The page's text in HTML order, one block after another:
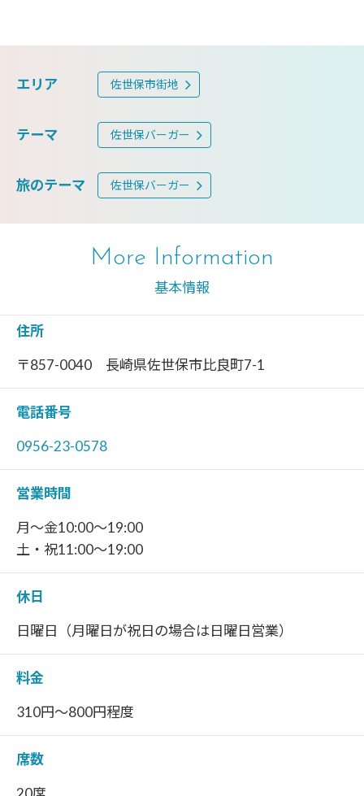
エリア 佐世保市街地
テーマ 佐世保バーガー
旅のテーマ 佐世保バーガー
More Information
基本情報
住所
〒857-0040 長崎県佐世保市比良町7-1
電話番号
0956-23-0578
営業時間
月～金10:00～19:00
土・祝11:00～19:00
休日
日曜日（月曜日が祝日の場合は日曜日営業）
料金
310円～800円程度
席数